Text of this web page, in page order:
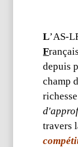
L’AS-
F
depuis
champ
travers